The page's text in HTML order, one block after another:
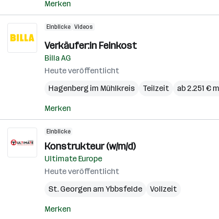
Merken
Einblicke Videos
Verkäufer:in Feinkost
Billa AG
Heute veröffentlicht
Hagenberg im Mühlkreis
Teilzeit ab 2.251 €
Merken
Einblicke
Konstrukteur (w/m/d)
Ultimate Europe
Heute veröffentlicht
St. Georgen am Ybbsfelde
Vollzeit
Merken